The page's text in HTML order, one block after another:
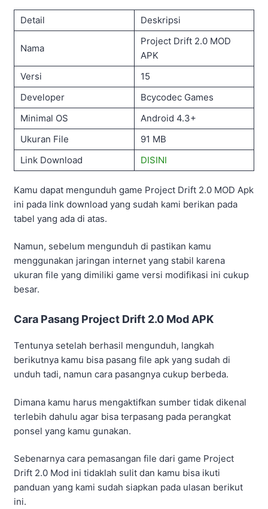
Cara Pasang Project Drift 2.0 Mod APK
Tentunya setelah berhasil mengunduh, langkah
berikutnya kamu bisa pasang file apk yang sudah di
unduh tadi, namun cara pasangnya cukup berbeda.
Dimana kamu harus mengaktifkan sumber tidak dikenal
terlebih dahulu agar bisa terpasang pada perangkat
ponsel yang kamu gunakan.
Sebenarnya cara pemasangan file dari game Project
Drift 2.0 Mod ini tidaklah sulit dan kamu bisa ikuti
ini.
Pertama download game Project Drift Mod Apk pada
Selanjutnya kamu buka menu Setting atau
Pengaturan.
Jika sudah, buka menu Privasi atau Keamanan.
dengan memberikan tanda ceklis.
Apa bila sudah, baru kamu cari file apk yang sudah di
unduh tadi pada menu File Manager.
Setelah itu, buka folder download.
Cari file apk tadi.
Jika sudah ketemu, baru klik pada file apk tersebut
untuk memulai penginstallan.
Tunggu hingga proses pemasangan berhasil.
Selesai dan selamat bermain!
Cukup mudah bukan? Jika kamu sudah berhasil